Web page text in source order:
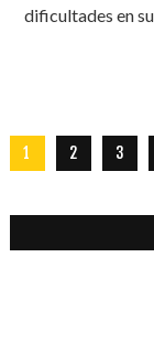
dificultades en
1 2 3